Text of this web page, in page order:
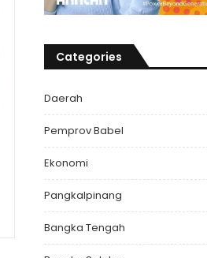
Categories
Daerah
Pemprov Babel
Ekonomi
Pangkalpinang
Bangka Tengah